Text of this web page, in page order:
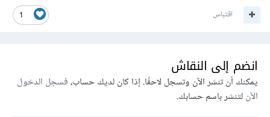
1 اقتباس
انضم إلى النقاش
يمكنك أن تنشر الآن وتسجل لاحقًا. إذا كان لديك حساب،فسجل الدخول
الآنلتنشر باسم حسابك.